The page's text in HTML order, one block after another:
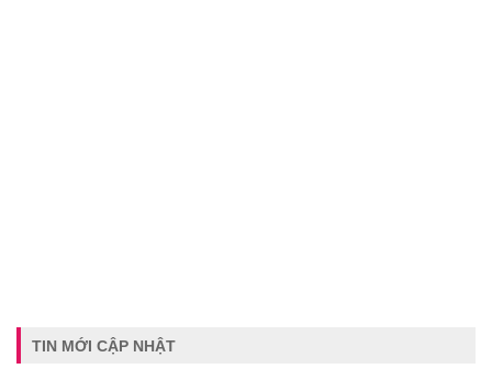
TIN MỚI CẬP NHẬT